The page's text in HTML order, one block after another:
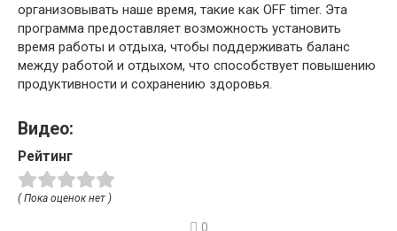
организовывать наше время, такие как OFF timer. Эта
программа предоставляет возможность установить
время работы и отдыха, чтобы поддерживать баланс
между работой и отдыхом, что способствует повышению
продуктивности и сохранению здоровья.
Видео:
Рейтинг
( Пока оценок нет )
0